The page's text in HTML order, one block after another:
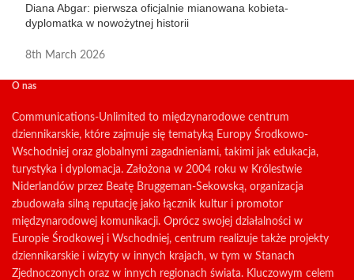
Diana Abgar: pierwsza oficjalnie mianowana kobieta-
dyplomatka w nowożytnej historii
8th March 2026
O nas
Communications-Unlimited to międzynarodowe centrum
dziennikarskie, które zajmuje się tematyką Europy Środkowo-
Wschodniej oraz globalnymi zagadnieniami, takimi jak edukacja,
turystyka i dyplomacja. Założona w 2004 roku w Królestwie
Niderlandów przez Beatę Bruggeman-Sekowską, organizacja
zbudowała silną reputację jako łącznik kultur i promotor
międzynarodowej komunikacji. Oprócz swojej działalności w
Europie Środkowej i Wschodniej, centrum realizuje także projekty
dziennikarskie i wizyty w innych krajach, w tym w Stanach
Zjednoczonych oraz w innych regionach świata. Kluczowym celem